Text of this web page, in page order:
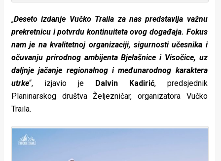
„Deseto izdanje Vučko Traila za nas predstavlja važnu
prekretnicu i potvrdu kontinuiteta ovog događaja. Fokus
nam je na kvalitetnoj organizaciji, sigurnosti učesnika i
očuvanju prirodnog ambijenta Bjelašnice i Visočice, uz
daljnje jačanje regionalnog i međunarodnog karaktera
utrke“, izjavio je Dalvin Kadirić, predsjednik
Planinarskog društva Željezničar, organizatora Vučko
Traila.